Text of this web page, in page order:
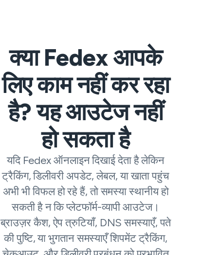
क्या Fedex आपके
लिए काम नहीं कर रहा
है? यह आउटेज नहीं
हो सकता है
यदि Fedex ऑनलाइन दिखाई देता है लेकिन
ट्रैकिंग, डिलीवरी अपडेट, लेबल, या खाता पहुंच
अभी भी विफल हो रहे हैं, तो समस्या स्थानीय हो
सकती है न कि प्लेटफॉर्म-व्यापी आउटेज।
ब्राउज़र कैश, ऐप त्रुटियाँ, DNS समस्याएँ, पते
की पुष्टि, या भुगतान समस्याएँ शिपमेंट ट्रैकिंग,